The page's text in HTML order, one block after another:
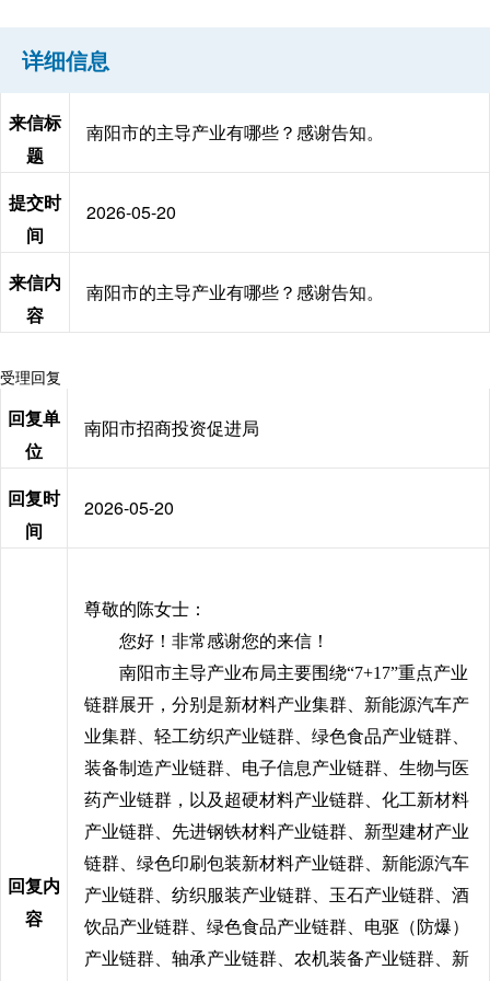
详细信息
来信标
题
南阳市的主导产业有哪些？感谢告知。
提交时
间
2026-05-20
来信内
容
南阳市的主导产业有哪些？感谢告知。
受理回复
回复单
位
南阳市招商投资促进局
回复时
间
2026-05-20
回复内
容
尊敬的陈女士：
您好！非常感谢您的来信！
南阳市主导产业布局主要围绕“7+17”重点产业
链群展开，分别是新材料产业集群、新能源汽车产
业集群、轻工纺织产业链群、绿色食品产业链群、
装备制造产业链群、电子信息产业链群、生物与医
药产业链群，以及超硬材料产业链群、化工新材料
产业链群、先进钢铁材料产业链群、新型建材产业
链群、绿色印刷包装新材料产业链群、新能源汽车
产业链群、纺织服装产业链群、玉石产业链群、酒
饮品产业链群、绿色食品产业链群、电驱（防爆）
产业链群、轴承产业链群、农机装备产业链群、新